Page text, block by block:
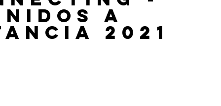
a
2021